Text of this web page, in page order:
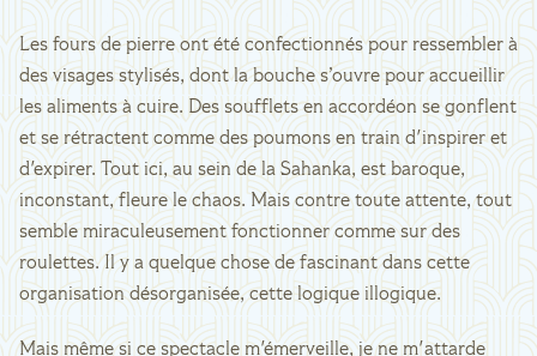
Les fours de pierre ont été confectionnés pour ressembler à
des visages stylisés, dont la bouche s’ouvre pour accueillir
les aliments à cuire. Des soufflets en accordéon se gonflent
et se rétractent comme des poumons en train d'inspirer et
d'expirer. Tout ici, au sein de la Sahanka, est baroque,
inconstant, fleure le chaos. Mais contre toute attente, tout
semble miraculeusement fonctionner comme sur des
roulettes. Il y a quelque chose de fascinant dans cette
organisation désorganisée, cette logique illogique.
Mais même si ce spectacle m'émerveille, je ne m'attarde